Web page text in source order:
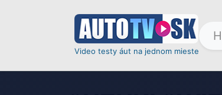
Video testy áut na jednom mieste